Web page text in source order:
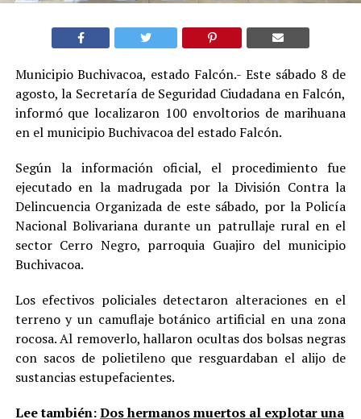
Municipio Buchivacoa, estado Falcón.- Este sábado 8 de
agosto, la Secretaría de Seguridad Ciudadana en Falcón,
informó que localizaron 100 envoltorios de marihuana
en el municipio Buchivacoa del estado Falcón.
Según la información oficial, el procedimiento fue
ejecutado en la madrugada por la División Contra la
Delincuencia Organizada de este sábado, por la Policía
Nacional Bolivariana durante un patrullaje rural en el
sector Cerro Negro, parroquia Guajiro del municipio
Buchivacoa.
Los efectivos policiales detectaron alteraciones en el
terreno y un camuflaje botánico artificial en una zona
rocosa. Al removerlo, hallaron ocultas dos bolsas negras
con sacos de polietileno que resguardaban el alijo de
sustancias estupefacientes.
Lee también:Dos hermanos muertos al explotar una